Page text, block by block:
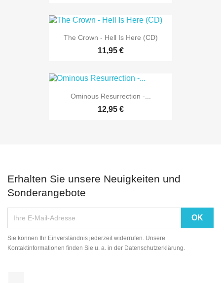
The Crown - Hell Is Here (CD)
11,95 €
Ominous Resurrection -...
12,95 €
Erhalten Sie unsere Neuigkeiten und
Sonderangebote
Sie können Ihr Einverständnis jederzeit widerrufen. Unsere
Kontaktinformationen finden Sie u. a. in der Datenschutzerklärung.